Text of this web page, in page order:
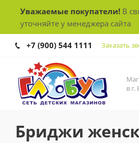
Уважаемые покупатели! В
уточняйте у менеджера сайта
+7 (900) 544 1111 Заказать
в г.
Бриджи